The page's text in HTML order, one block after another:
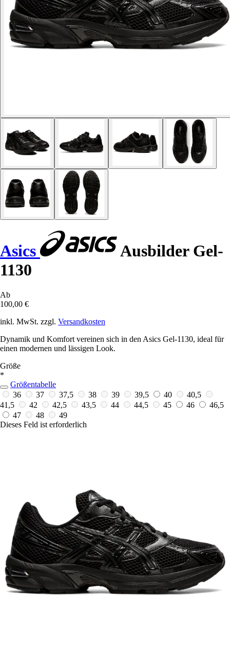
Asics
Ausbilder Gel-
1130
Ab
100,00 €
inkl. MwSt. zzgl. Versandkosten
Dynamik und Komfort vereinen sich in den Asics Gel-1130, ideal für
einen modernen und lässigen Look.
Größe
*
Größentabelle
36
37 37,5 38 39 39,5 40
40,5
41,5
42 42,5 43,5 44 44,5 45 46
46,5
47
48
49
Dieses Feld ist erforderlich